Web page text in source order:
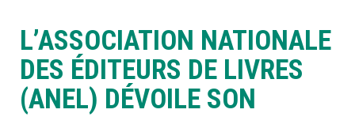
À LA POINTE DE LA PROFESSION
À PROPOS DEVENIR MEMBRE
L’ASSOCIATION NATIONALE
DES ÉDITEURS DE LIVRES
(ANEL) DÉVOILE SON